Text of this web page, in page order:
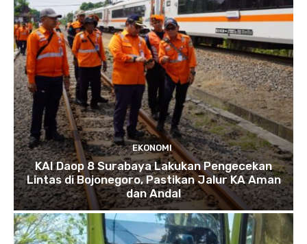
EKONOMI
KAI Daop 8 Surabaya Lakukan Pengecekan
Lintas di Bojonegoro, Pastikan Jalur KA Aman
dan Andal